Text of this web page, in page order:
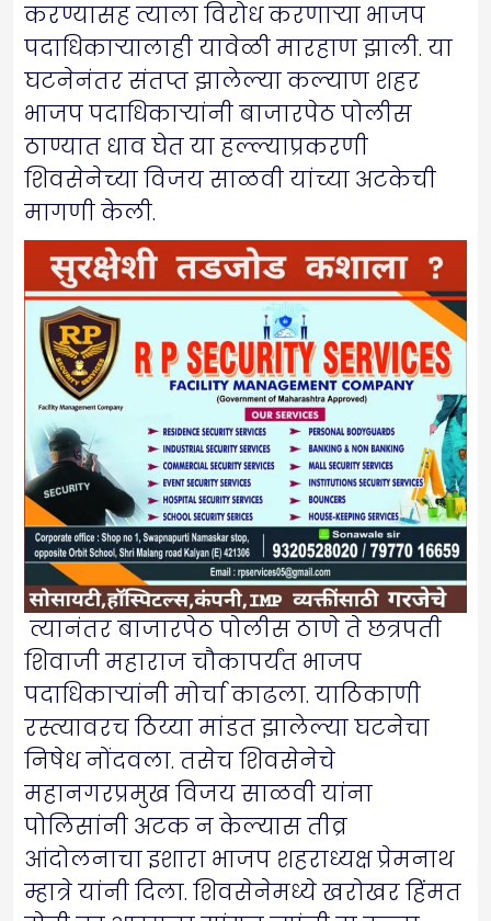
करण्यासह त्याला विरोध करणाऱ्या भाजप
पदाधिकाऱ्यालाही यावेळी मारहाण झाली. या
घटनेनंतर संतप्त झालेल्या कल्याण शहर
भाजप पदाधिकाऱ्यांनी बाजारपेठ पोलीस
ठाण्यात धाव घेत या हल्ल्याप्रकरणी
शिवसेनेच्या विजय साळवी यांच्या अटकेची
मागणी केली.
त्यानंतर बाजारपेठ पोलीस ठाणे ते छत्रपती
शिवाजी महाराज चौकापर्यंत भाजप
पदाधिकाऱ्यांनी मोर्चा काढला. याठिकाणी
रस्त्यावरच ठिय्या मांडत झालेल्या घटनेचा
निषेध नोंदवला. तसेच शिवसेनेचे
महानगरप्रमुख विजय साळवी यांना
पोलिसांनी अटक न केल्यास तीव्र
आंदोलनाचा इशारा भाजप शहराध्यक्ष प्रेमनाथ
म्हात्रे यांनी दिला. शिवसेनेमध्ये खरोखर हिंमत